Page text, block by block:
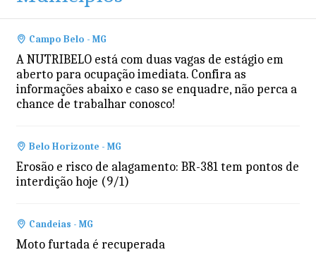
Campo Belo - MG
A NUTRIBELO está com duas vagas de estágio em
aberto para ocupação imediata. Confira as
informações abaixo e caso se enquadre, não perca a
chance de trabalhar conosco!
Belo Horizonte - MG
Erosão e risco de alagamento: BR-381 tem pontos de
interdição hoje (9/1)
Candeias - MG
Moto furtada é recuperada